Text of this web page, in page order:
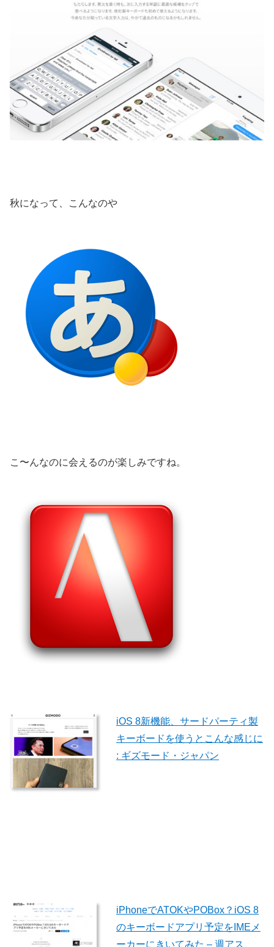
秋になって、こんなのや
こ〜んなのに会えるのが楽しみですね。
iOS 8新機能、サードパーティ製
キーボードを使うとこんな感じに
: ギズモード・ジャパン
iPhoneでATOKやPOBox？iOS 8
のキーボードアプリ予定をIMEメ
ーカーにきいてみた – 週アス